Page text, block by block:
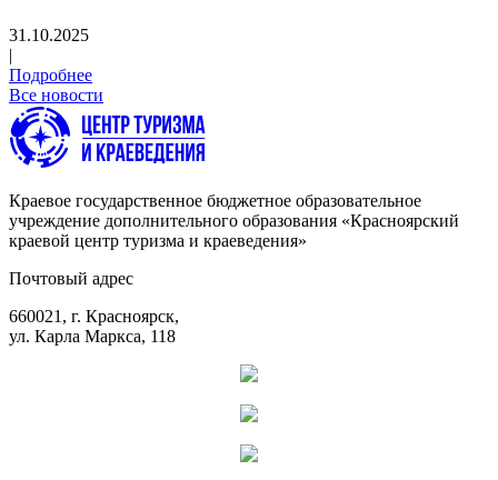
31.10.2025
|
Подробнее
Все новости
Краевое государственное бюджетное образовательное
учреждение дополнительного образования «Красноярский
краевой центр туризма и краеведения»
Почтовый адрес
660021, г. Красноярск,
ул. Карла Маркса, 118